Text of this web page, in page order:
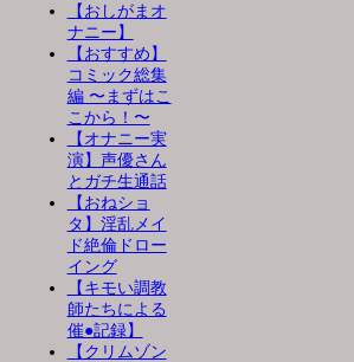
【おしがまオ
ナニー】
【おすすめ】
コミック総集
編 〜まずはこ
こから！〜
【オナニー実
演】声優さん
とガチ生通話
【おねショ
タ】淫乱メイ
ド絶倫ドロー
イング
【キモい調教
師たちによる
催●記録】
【クリムゾン